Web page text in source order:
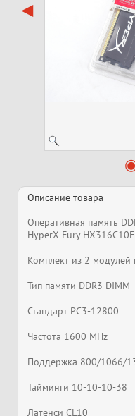
Описание товара
Оперативная память
HyperX Fury
Комплект из 2 модулей
Тип памяти DDR3 DIMM
Стандарт PC3-12800
Частота 1600 MHz
Поддержка 800/1066/
Тайминги 10-10-10-38
Латенси CL10